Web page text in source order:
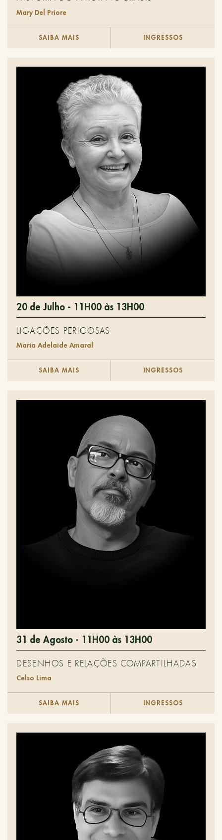
Mary Del Priore
SAIBA MAIS INGRESSOS
20 de Julho - 11H00 às 13H00
LIGAÇÕES PERIGOSAS
Maria Adelaide Amaral
SAIBA MAIS INGRESSOS
31 de Agosto - 11H00 às 13H00
DESENHOS E RELAÇÕES COMPARTILHADAS
Celso Lima
SAIBA MAIS INGRESSOS